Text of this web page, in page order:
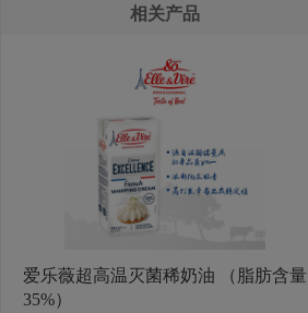
多焙乐金色薄片形巧克力制品
规格: 6盒×369克（486片） / 箱
相关产品
爱乐薇超高温灭菌稀奶油 （脂肪含量
35%）